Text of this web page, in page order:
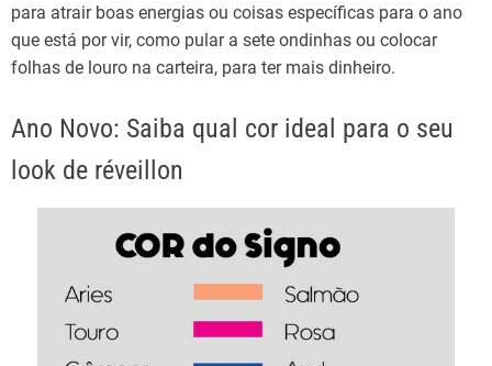
para atrair boas energias ou coisas específicas para o ano
que está por vir, como pular a sete ondinhas ou colocar
folhas de louro na carteira, para ter mais dinheiro.
Ano Novo: Saiba qual cor ideal para o seu
look de réveillon